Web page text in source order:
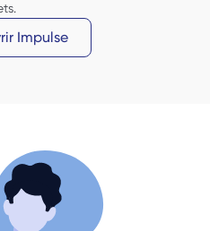
Impulse